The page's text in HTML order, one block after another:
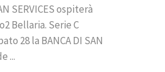
SERVICES ospiterà
Bellaria. Serie C
28 la BANCA DI SAN